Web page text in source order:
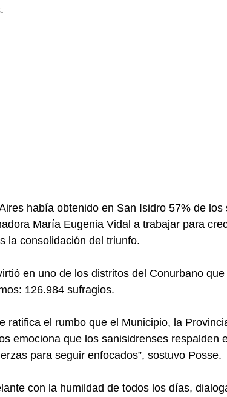
había obtenido en San Isidro 57% de los
María Eugenia Vidal a trabajar para
la consolidación del triunfo.
en uno de los distritos del Conurbano
126.984 sufragios.
ratifica el rumbo que el Municipio, la
emociona que los sanisidrenses respalden
para seguir enfocados”, sostuvo Posse.
con la humildad de todos los días,